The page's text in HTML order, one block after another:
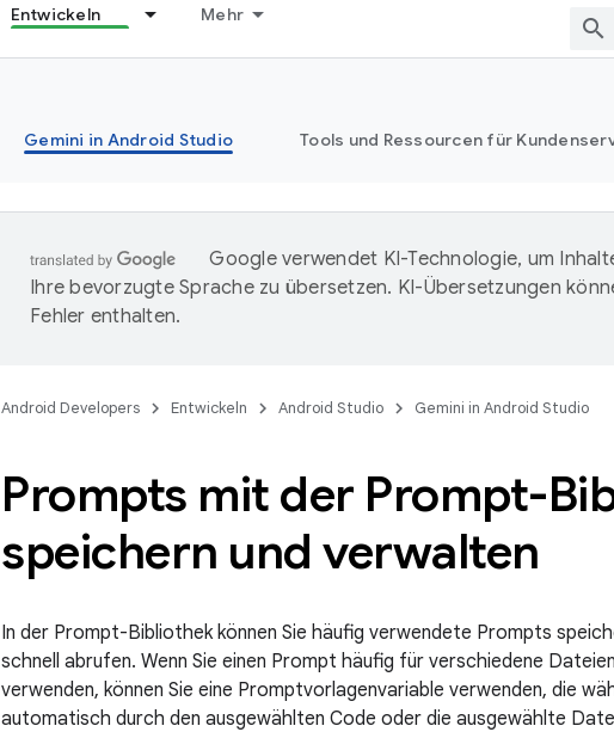
Entwickeln Mehr
Gemini in Android Studio Tools und Ressourcen für
Google verwendet KI-Technologie, um
Ihre bevorzugte Sprache zu übersetzen. KI-Übersetzungen
Fehler enthalten.
Android Developers Entwickeln Android Studio Gemini in Android Studio
Prompts mit der Prompt-
speichern und verwalten
In der Prompt-Bibliothek können Sie häufig verwendete Prompts
schnell abrufen. Wenn Sie einen Prompt häufig für verschiedene
verwenden, können Sie eine Promptvorlagenvariable verwenden, die
automatisch durch den ausgewählten Code oder die ausgewählte